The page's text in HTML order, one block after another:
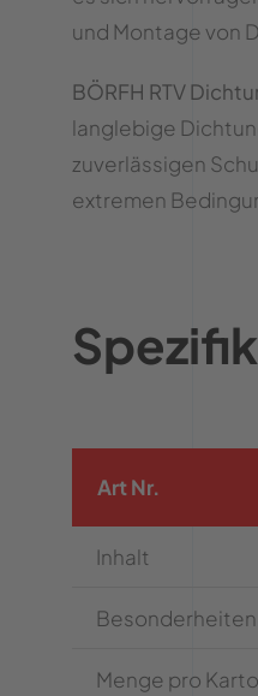
und Montage von
BÖRFH RTV
langlebige
zuverlässigen
extremen
Art Nr.
Inhalt
Besonderheiten
Menge pro